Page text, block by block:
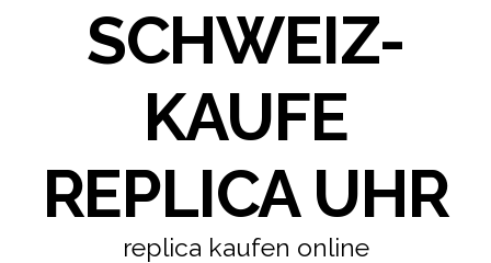
SCHWEIZ-
KAUFE
REPLICA UHR
replica kaufen online